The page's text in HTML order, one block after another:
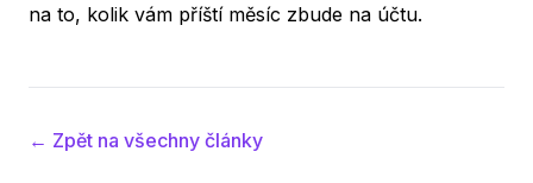
na to, kolik vám příští měsíc zbude na účtu.
← Zpět na všechny články